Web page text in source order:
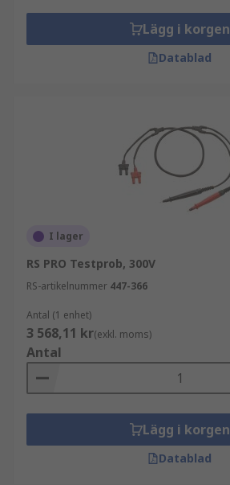
Lägg i korgen
Datablad
I lager
RS PRO Testprob, 300V
RS-artikelnummer 447-366
Antal (1 enhet)
3 568,11 kr(exkl. moms)
Antal
Lägg i korgen
Datablad